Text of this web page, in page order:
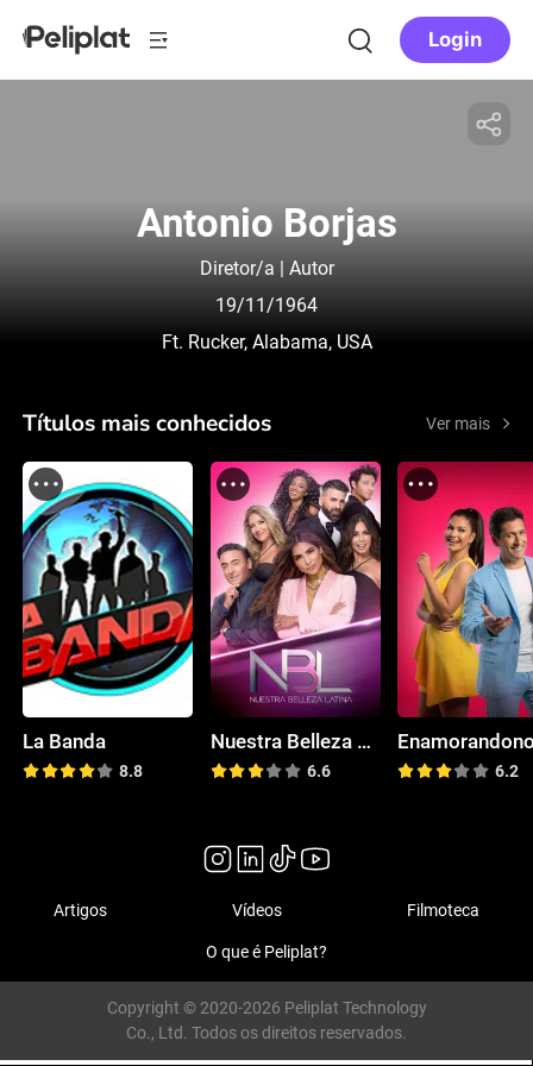
Login
Antonio Borjas
Diretor/a | Autor
19/11/1964
Ft. Rucker, Alabama, USA
Títulos mais conhecidos Ver mais
La Banda
8.8
Nuestra Belleza Latina
6.6 6.2
Artigos Vídeos Filmoteca
O que é Peliplat?
Copyright © 2020-2026 Peliplat Technology
Co., Ltd. Todos os direitos reservados.